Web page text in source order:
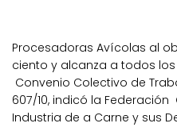
Procesadoras Avícolas al
ciento y alcanza a todos
Convenio Colectivo de
607/10, indicó la
Industria de a Carne y sus